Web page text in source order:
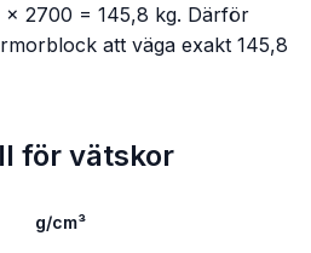
2700 = 145,8 kg. Därför
att väga exakt 145,8
för vätskor
g/cm³